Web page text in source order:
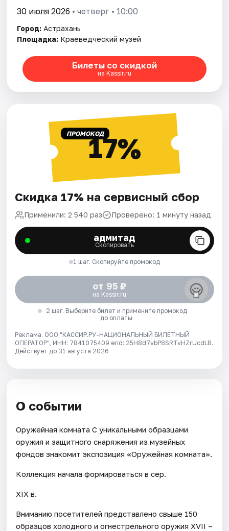
30 июля 2026 • четверг • 10:00
Город: Астрахань
Площадка: Краеведческий музей
Билеты со скидкой
на Kassir.ru
ПРОМОКОД17%
Скидка 17% на сервисный сбор
Применили: 2 540 раз Проверено: 1 минуту назад
адмитад
Скопировать
1 шаг. Скопируйте промокод
от 95 ₽
на Kassir.ru
2 шаг. Выберите билет и примените промокод
до оплаты
Реклама. ООО "КАССИР.РУ-НАЦИОНАЛЬНЫЙ БИЛЕТНЫЙ
ОПЕРАТОР", ИНН: 7841075409 erid: 25H8d7vbP8SRTvHZrUcdLB.
Действует до 31 августа 2026
О событии
Оружейная комната С уникальными образцами
оружия и защитного снаряжения из музейных
фондов знакомит экспозиция «Оружейная комната».
Коллекция начала формироваться в сер.
XIX в.
Вниманию посетителей представлено свыше 150
образцов холодного и огнестрельного оружия XVII –